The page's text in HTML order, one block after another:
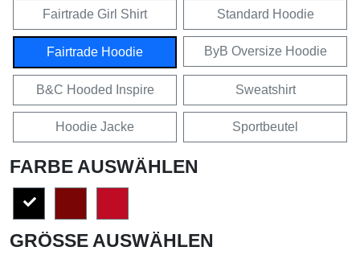
Fairtrade Girl Shirt Standard Hoodie
Fairtrade Hoodie ByB Oversize Hoodie
B&C Hooded Inspire Sweatshirt
Hoodie Jacke Sportbeutel
FARBE AUSWÄHLEN
GRÖSSE AUSWÄHLEN